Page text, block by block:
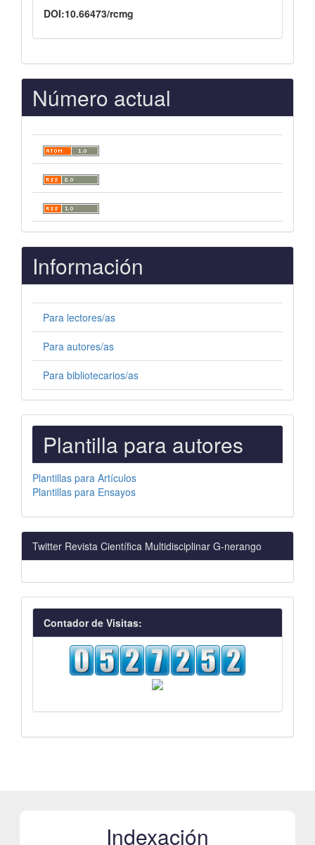
DOI:10.66473/rcmg
Número actual
Información
Para lectores/as
Para autores/as
Para bibliotecarios/as
PLANTILLAS
PARA
AUTORES
Plantilla para autores
Plantillas para Artículos
Plantillas para Ensayos
Twitter Revista Científica Multidisciplinar G-nerango
visitas
Contador de Visitas:
Indexación